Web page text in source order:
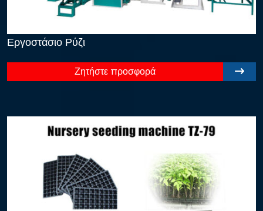
Εργοστάσιο Ρύζι
Ζητήστε προσφορά